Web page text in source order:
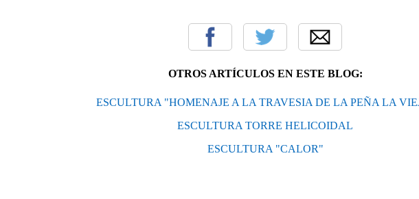
OTROS ARTÍCULOS EN ESTE BLOG:
ESCULTURA "HOMENAJE A LA TRAVESIA DE LA PEÑA LA
ESCULTURA TORRE HELICOIDAL
ESCULTURA "CALOR"